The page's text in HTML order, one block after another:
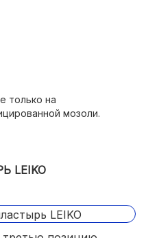
только на
мозоли.
LEIKO